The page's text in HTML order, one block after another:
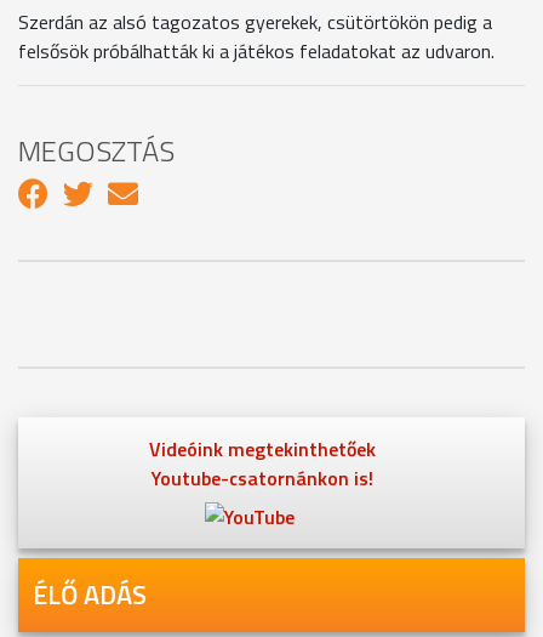
Szerdán az alsó tagozatos gyerekek, csütörtökön pedig a
felsősök próbálhatták ki a játékos feladatokat az udvaron.
MEGOSZTÁS
Videóink megtekinthetőek
Youtube-csatornánkon is!
ÉLŐ ADÁS